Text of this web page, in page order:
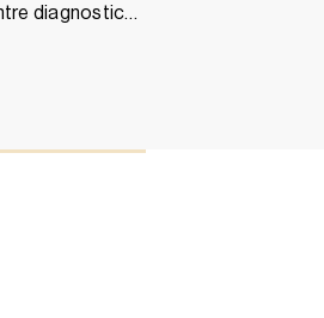
diagnostic…